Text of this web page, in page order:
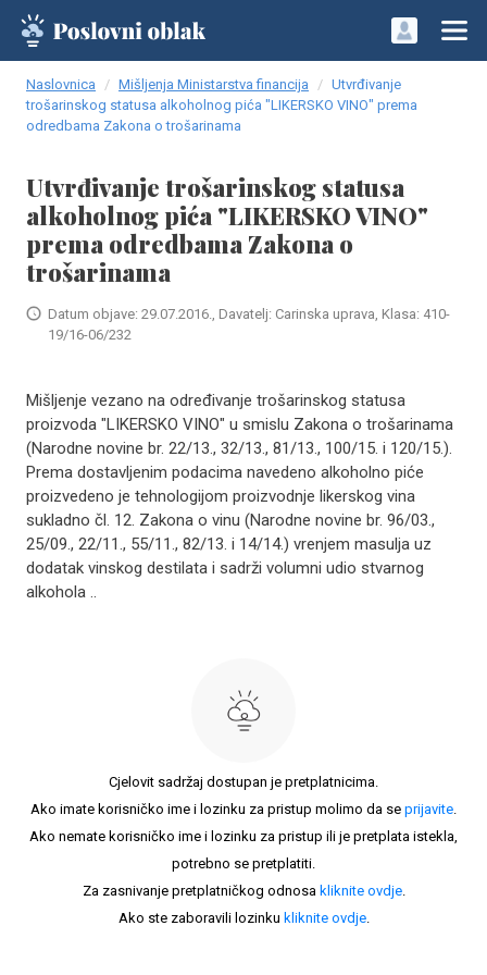
Naslovnica Mišljenja Ministarstva financija
Utvrđivanje
trošarinskog statusa alkoholnog pića "LIKERSKO VINO" prema
odredbama Zakona o trošarinama
Utvrđivanje trošarinskog statusa
alkoholnog pića "LIKERSKO VINO"
prema odredbama Zakona o
trošarinama
Datum objave: 29.07.2016., Davatelj: Carinska uprava, Klasa: 410-
19/16-06/232
Mišljenje vezano na određivanje trošarinskog statusa
proizvoda "LIKERSKO VINO" u smislu Zakona o trošarinama
(Narodne novine br. 22/13., 32/13., 81/13., 100/15. i 120/15.).
Prema dostavljenim podacima navedeno alkoholno piće
proizvedeno je tehnologijom proizvodnje likerskog vina
sukladno čl. 12. Zakona o vinu (Narodne novine br. 96/03.,
25/09., 22/11., 55/11., 82/13. i 14/14.) vrenjem masulja uz
dodatak vinskog destilata i sadrži volumni udio stvarnog
alkohola ..
Cjelovit sadržaj dostupan je pretplatnicima.
Ako imate korisničko ime i lozinku za pristup molimo da se prijavite.
Ako nemate korisničko ime i lozinku za pristup ili je pretplata istekla,
potrebno se pretplatiti.
Za zasnivanje pretplatničkog odnosa kliknite ovdje.
Ako ste zaboravili lozinku kliknite ovdje.